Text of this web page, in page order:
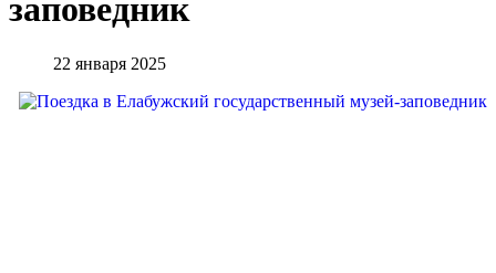
заповедник
22 января 2025